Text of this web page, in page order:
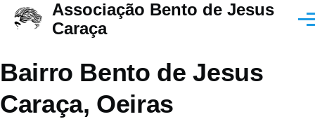
Passar para o conteúdo principal
Associação Bento de Jesus
Caraça
Bairro Bento de Jesus
Caraça, Oeiras